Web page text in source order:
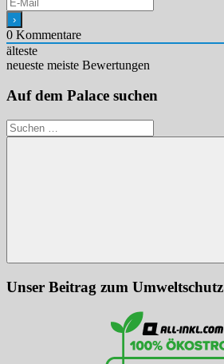
0 Kommentare
älteste
neueste meiste Bewertungen
Auf dem Palace suchen
Suchen
nach:
Suchen
Unser Beitrag zum Umweltschutz